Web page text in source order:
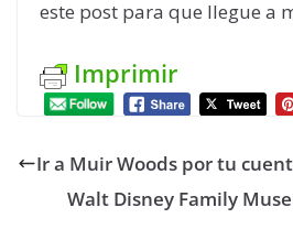
este post para que llegue a
Imprimir
Ir a Muir Woods por tu
Walt Disney Family